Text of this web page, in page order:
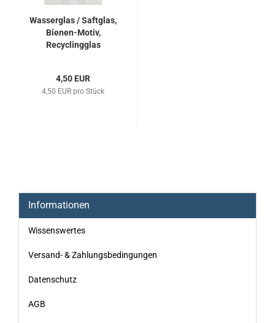
Wasserglas / Saftglas,
Bienen-Motiv,
Recyclingglas
4,50 EUR
4,50 EUR pro Stück
Informationen
Wissenswertes
Versand- & Zahlungsbedingungen
Datenschutz
AGB